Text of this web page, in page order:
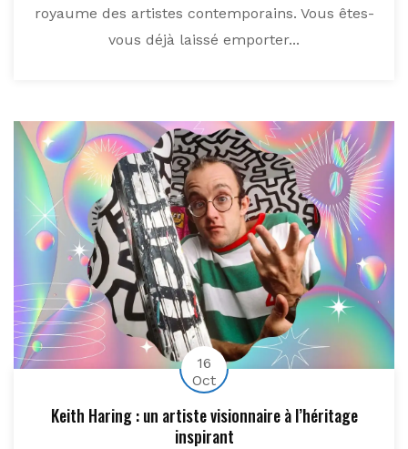
royaume des artistes contemporains. Vous êtes-
vous déjà laissé emporter...
16
Oct
Keith Haring : un artiste visionnaire à l’héritage
inspirant